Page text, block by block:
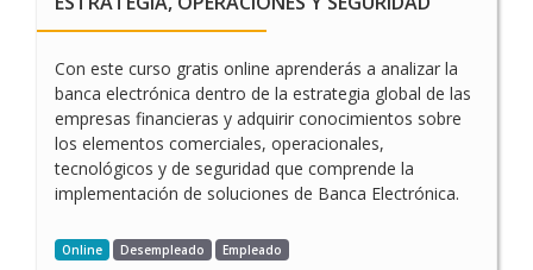
Con este curso gratis online aprenderás a analizar la
banca electrónica dentro de la estrategia global de las
empresas financieras y adquirir conocimientos sobre
los elementos comerciales, operacionales,
tecnológicos y de seguridad que comprende la
implementación de soluciones de Banca Electrónica.
Online Desempleado Empleado